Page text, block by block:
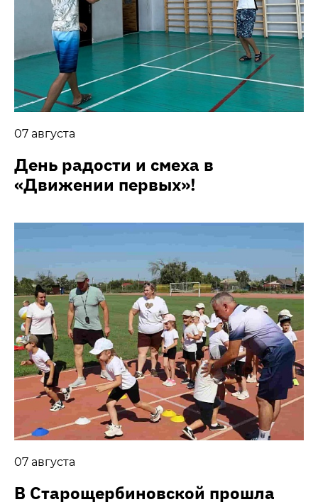
07 августа
День радости и смеха в
«Движении первых»!
07 августа
В Старощербиновской прошла